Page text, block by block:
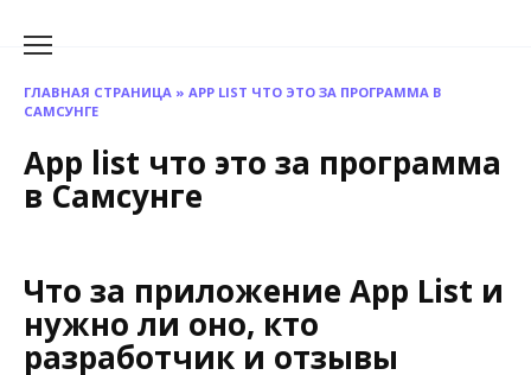
ГЛАВНАЯ СТРАНИЦА » APP LIST ЧТО ЭТО ЗА ПРОГРАММА В
САМСУНГЕ
App list что это за программа
в Самсунге
Что за приложение App List и
нужно ли оно, кто
разработчик и отзывы